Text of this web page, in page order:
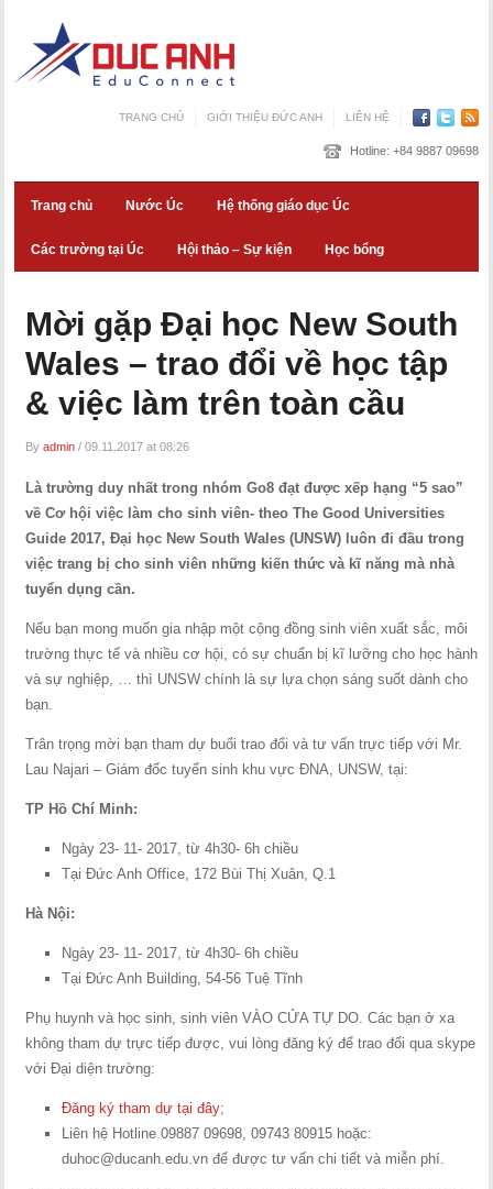
TRANG CHỦ GIỚI THIỆU ĐỨC ANH LIÊN HỆ
Hotline: +84 9887 09698
Trang chủ Nước Úc Hệ thống giáo dục Úc
Các trường tại Úc Hội thảo – Sự kiện Học bổng
Mời gặp Đại học New South
Wales – trao đổi về học tập
& việc làm trên toàn cầu
Byadmin /09.11.2017 at 08:26
Là trường duy nhất trong nhóm Go8 đạt được xếp hạng “5 sao”
về Cơ hội việc làm cho sinh viên- theo The Good Universities
Guide 2017, Đại học New South Wales (UNSW) luôn đi đầu trong
việc trang bị cho sinh viên những kiến thức và kĩ năng mà nhà
tuyển dụng cần.
Nếu bạn mong muốn gia nhập một cộng đồng sinh viên xuất sắc, môi
trường thực tế và nhiều cơ hội, có sự chuẩn bị kĩ lưỡng cho học hành
và sự nghiệp, … thì UNSW chính là sự lựa chọn sáng suốt dành cho
bạn.
Trân trọng mời bạn tham dự buổi trao đổi và tư vấn trực tiếp với Mr.
Lau Najari – Giám đốc tuyển sinh khu vực ĐNA, UNSW, tại:
TP Hồ Chí Minh:
Ngày 23- 11- 2017, từ 4h30- 6h chiều
Tại Đức Anh Office, 172 Bùi Thị Xuân, Q.1
Hà Nội:
Ngày 23- 11- 2017, từ 4h30- 6h chiều
Tại Đức Anh Building, 54-56 Tuệ Tĩnh
Phụ huynh và học sinh, sinh viên VÀO CỬA TỰ DO. Các bạn ở xa
không tham dự trực tiếp được, vui lòng đăng ký để trao đổi qua skype
với Đại diện trường:
Đăng ký tham dự tại đây;
Liên hệ Hotline 09887 09698, 09743 80915 hoặc:
duhoc@ducanh.edu.vn để được tư vấn chi tiết và miễn phí.